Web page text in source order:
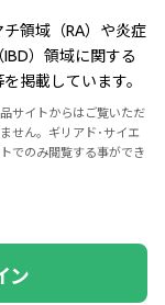
チ領域（RA）や炎症
）領域に関する
掲載しています。
サイトからはご覧いただ
せん。ギリアド･サイエ
でのみ閲覧する事ができ